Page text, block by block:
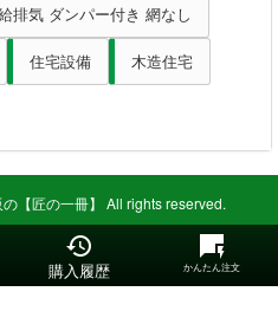
排気 ダンパー付き 網なし
住宅設備 木造住宅
【匠の一冊】 All rights reserved.
購入履歴 かんたん注文